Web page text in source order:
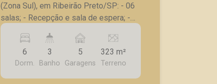
(Zona Sul), em Ribeirão Preto/SP: - 06
salas; - Recepção e sala de espera; -
03 banheiros; - 02 salas com entrada
privativa; - Cozinha; - 05 vagas de
garagem recuadas. A Piramid tem como
objetivo atender seus clientes com
agilidade e segurança, em locação,
6
Dorm.
3
Banho
5
Garagens
323 m²
Terreno